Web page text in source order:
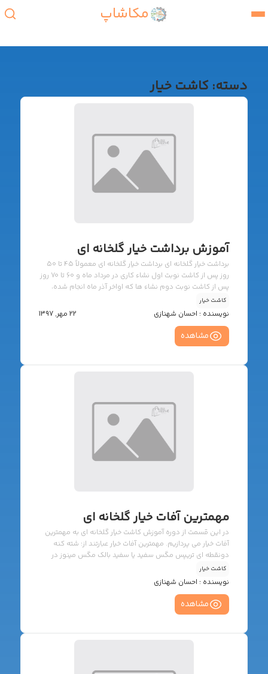
مکاشاپ
دسته: کاشت خیار
آموزش برداشت خیار گلخانه ای
برداشت خیار گلخانه ای برداشت خیار گلخانه ای معمولاً 45 تا 50
روز پس از کاشت نوبت اول نشاء کاری در مرداد ماه و 60 تا 70 روز
پس از کاشت نوبت دوم نشاء ها که اواخر آذر ماه انجام شده،
میوه هایی که 12 تا 13 سانتیمتر طول دارند برداشت می شود و
عموماً 12 میوه 1 کیلو گرم می باشد. بنابراین یک روز در میان
برداشت خیار گلخانه ای انجام می شود. عملکرد ارقام موجود در
ایران برای یک دوره کاشت، حدود 15 تا […]
کاشت خیار
نویسنده : احسان شهنازی 22 مهر, 1397
مشاهده
مهمترین آفات خیار گلخانه ای
در این قسمت از دوره آموزش کاشت خیار گلخانه ای به مهمترین
آفات خیار می پردازیم. مهمترین آفات خیار عبارتند از: شته کنه
دونقطه ای تریپس مگس سفید یا سفید بالک مگس مینوز در
ادامه به توضیح هر کدام از آفات بالا خواهیم پرداخت.
کاشت خیار
نویسنده : احسان شهنازی
مشاهده